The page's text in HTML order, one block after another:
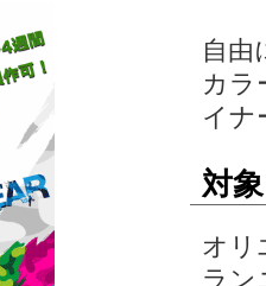
自由
カラ
イナ
対
オリ
ラン